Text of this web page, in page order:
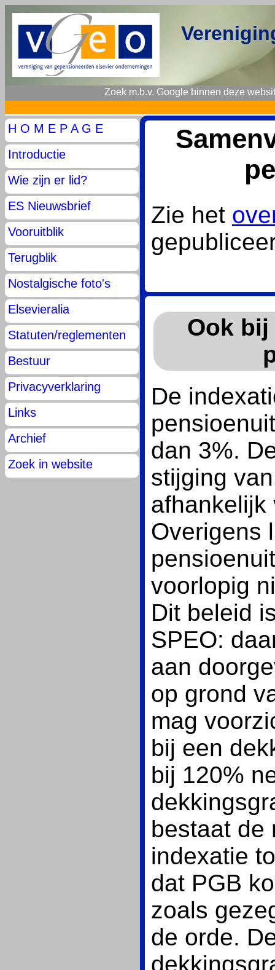
Zoek m.b.v. Google binnen deze
H O M E P A G E
Introductie
Wie zijn er lid?
ES Nieuwsbrief
Vooruitblik
Terugblik
Nostalgische foto's
Elsevieralia
Statuten/reglementen
Bestuur
Privacyverklaring
Links
Archief
Zoek in website
Zie het
Ook bij
De
dan 3%.
stijging
afhankelijk
Overigens
voorlopig
Dit beleid
SPEO:
aan
op grond
mag
bij een
bij 120%
bestaat de
indexatie
dat PGB
zoals
de orde.